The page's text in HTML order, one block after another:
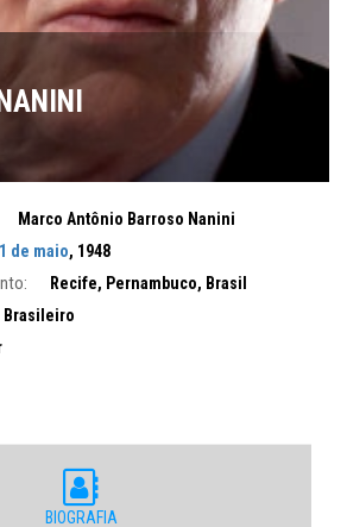
Marco Antônio Barroso Nanini
de maio, 1948
Recife, Pernambuco, Brasil
Brasileiro
BIOGRAFIA